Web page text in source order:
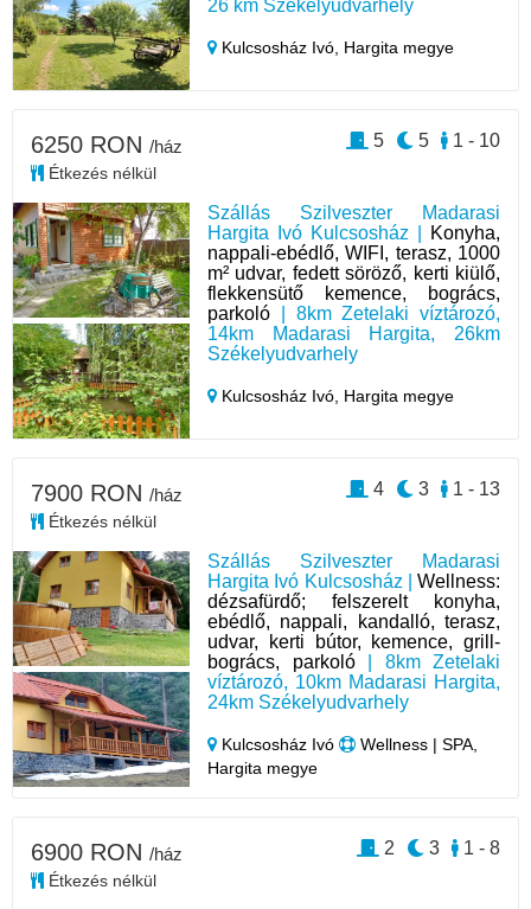
26 km Székelyudvarhely
Kulcsosház Ivó, Hargita megye
Szállás Szilveszter Madarasi
Hargita Ivó Kulcsosház |
Konyha,
nappali-ebédlő, WIFI, terasz, 1000
m² udvar, fedett söröző, kerti kiülő,
flekkensütő kemence, bogrács,
parkoló | 8km Zetelaki víztározó,
14km Madarasi Hargita, 26km
Székelyudvarhely
Kulcsosház Ivó, Hargita megye
6250 RON /ház
Étkezés nélkül
1 - 10
5
5
Szállás Szilveszter Madarasi
Hargita Ivó Kulcsosház | Wellness:
dézsafürdő; felszerelt konyha,
ebédlő, nappali, kandalló, terasz,
udvar, kerti bútor, kemence, grill-
bogrács, parkoló| 8km Zetelaki
víztározó, 10km Madarasi Hargita,
24km Székelyudvarhely
Kulcsosház Ivó
Wellness | SPA,
Hargita megye
7900 RON /ház
Étkezés nélkül
1 - 13
3
4
6900 RON /ház
Étkezés nélkül
1 - 8
3
2